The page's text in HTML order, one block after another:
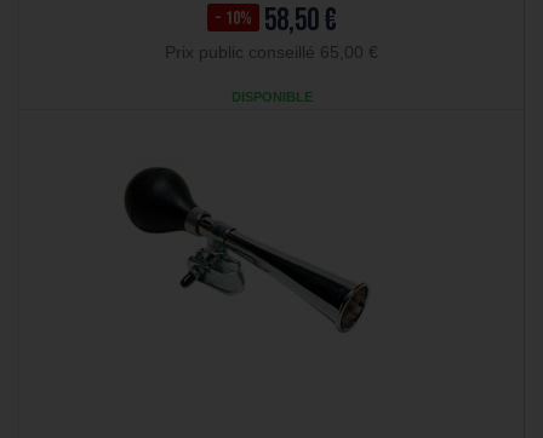
- 10% 58,50 €
Prix public conseillé 65,00 €
DISPONIBLE